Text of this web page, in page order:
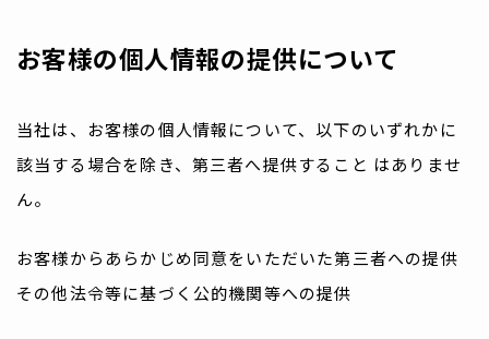
お客様の個人情報の提供について
当社は、お客様の個人情報について、以下のいずれかに
該当する場合を除き、第三者へ提供すること はありませ
ん。
お客様からあらかじめ同意をいただいた第三者への提供
その他法令等に基づく公的機関等への提供